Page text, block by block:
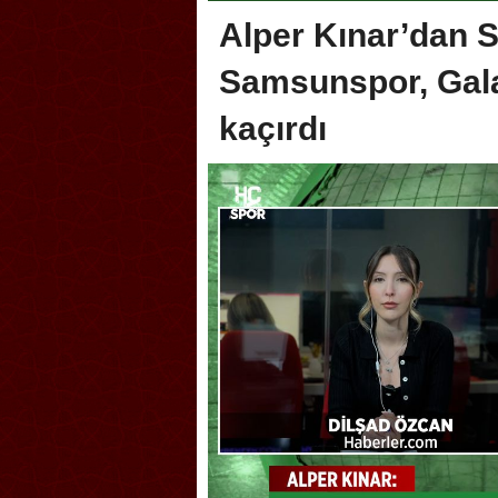
Alper Kınar’dan
Samsunspor,
kaçırdı
Akçakoca, Geleneksel
Şampiyonası’na ev